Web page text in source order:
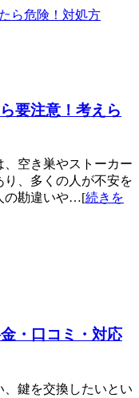
要注意！考えら
、空き巣やストーカー
、多くの人が不安を
の勘違いや…[続きを
・口コミ・対応
鍵を交換したいとい